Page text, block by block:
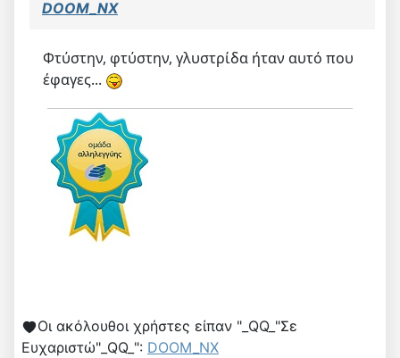
DOOM_NX
Φτύστην, φτύστην, γλυστρίδα ήταν αυτό που
έφαγες...
Οι ακόλουθοι χρήστες είπαν "_QQ_"Σε
Ευχαριστώ"_QQ_": DOOM_NX